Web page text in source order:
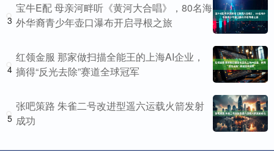
3
宝牛E配 母亲河畔听《黄河大合唱》，80名海
外华裔青少年壶口瀑布开启寻根之旅
4
红领金服 那家做扫描全能王的上海AI企业，
摘得“反光去除”赛道全球冠军
5
张吧策路 朱雀二号改进型遥六运载火箭发射
成功